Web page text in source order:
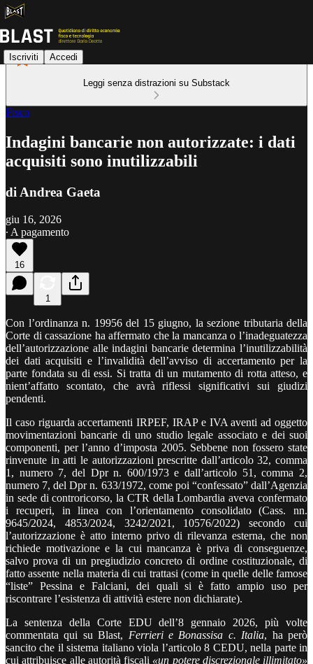
Iscriviti Accedi
Leggi senza distrazioni su Substack
Fisco
Indagini bancarie non autorizzate: i dati
acquisiti sono inutilizzabili
di Andrea Gaeta
giu 16, 2026
∙ A pagamento
16
1
Con l’ordinanza n. 19956 del 15 giugno, la sezione tributaria della
Corte di cassazione ha affermato che la mancanza o l’inadeguatezza
dell’autorizzazione alle indagini bancarie determina l’inutilizzabilità
dei dati acquisiti e l’invalidità dell’avviso di accertamento per la
parte fondata su di essi. Si tratta di un mutamento di rotta atteso, e
nient’affatto scontato, che avrà riflessi significativi sui giudizi
pendenti.
Il caso riguarda accertamenti IRPEF, IRAP e IVA aventi ad oggetto
movimentazioni bancarie di uno studio legale associato e dei suoi
componenti, per l’anno d’imposta 2005. Sebbene non fossero state
rinvenute in atti le autorizzazioni prescritte dall’articolo 32, comma
1, numero 7, del Dpr n. 600/1973 e dall’articolo 51, comma 2,
numero 7, del Dpr n. 633/1972, come poi “confessato” dall’Agenzia
in sede di controricorso, la CTR della Lombardia aveva confermato
i recuperi, in linea con l’orientamento consolidato (Cass. nn.
9645/2024, 4853/2024, 3242/2021, 10576/2022) secondo cui
l’autorizzazione è atto interno privo di rilevanza esterna, che non
richiede motivazione e la cui mancanza è priva di conseguenze,
salvo prova di un pregiudizio concreto di ordine costituzionale, di
fatto assente nella materia di cui trattasi (come in quelle delle famose
“liste” Pessina e Falciani, dei quali si è fatto ampio uso per
riscontrare l’esistenza di attività estere non dichiarate).
La sentenza della Corte EDU dell’8 gennaio 2026, più volte
commentata qui su Blast, Ferrieri e Bonassisa c. Italia, ha però
sancito che il sistema italiano viola l’articolo 8 CEDU, nella parte in
cui attribuisce alle autorità fiscali «un potere discrezionale illimitato»